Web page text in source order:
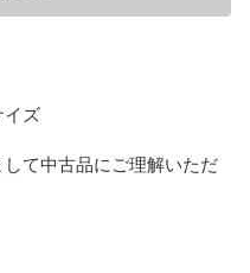
イズ
て中古品にご理解いただ